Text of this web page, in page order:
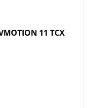
11 TCX